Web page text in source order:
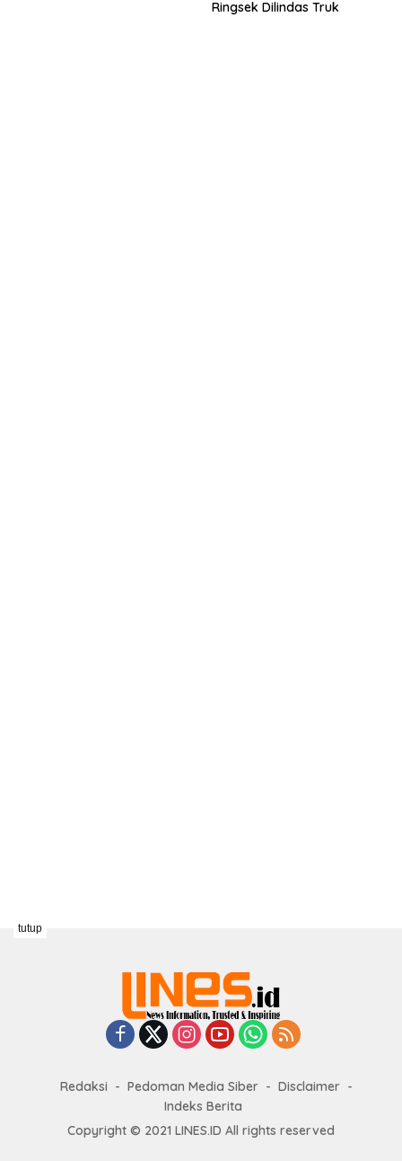
Ringsek Dilindas Truk
Redaksi Pedoman Media Siber
Disclaimer
Indeks Berita
Copyright © 2021 LINES.ID All rights reserved
tutup